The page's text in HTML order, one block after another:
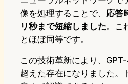
像を処理することで、 応答
リ秒まで短縮しました。こ
とほぼ同等です。
この技術革新により、
超えた存在になりました。